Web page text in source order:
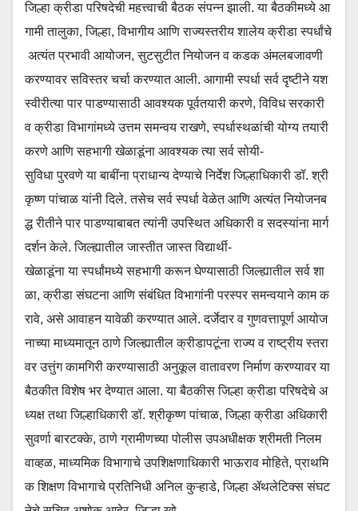
जिल्हा क्रीडा परिषदेची महत्त्वाची बैठक संपन्न झाली. या बैठकीमध्ये आ
गामी तालुका, जिल्हा, विभागीय आणि राज्यस्तरीय शालेय क्रीडा स्पर्धांचे
अत्यंत प्रभावी आयोजन, सुटसुटीत नियोजन व कडक अंमलबजावणी
करण्यावर सविस्तर चर्चा करण्यात आली. आगामी स्पर्धा सर्व दृष्टीने यश
स्वीरीत्या पार पाडण्यासाठी आवश्यक पूर्वतयारी करणे, विविध सरकारी
व क्रीडा विभागांमध्ये उत्तम समन्वय राखणे, स्पर्धास्थळांची योग्य तयारी
करणे आणि सहभागी खेळाडूंना आवश्यक त्या सर्व सोयी-
सुविधा पुरवणे या बाबींना प्राधान्य देण्याचे निर्देश जिल्हाधिकारी डॉ. श्री
कृष्ण पांचाळ यांनी दिले. तसेच सर्व स्पर्धा वेळेत आणि अत्यंत नियोजनब
द्ध रीतीने पार पाडण्याबाबत त्यांनी उपस्थित अधिकारी व सदस्यांना मार्ग
दर्शन केले. जिल्ह्यातील जास्तीत जास्त विद्यार्थी-
खेळाडूंना या स्पर्धांमध्ये सहभागी करून घेण्यासाठी जिल्ह्यातील सर्व शा
ळा, क्रीडा संघटना आणि संबंधित विभागांनी परस्पर समन्वयाने काम क
रावे, असे आवाहन यावेळी करण्यात आले. दर्जेदार व गुणवत्तापूर्ण आयोज
नाच्या माध्यमातून ठाणे जिल्ह्यातील क्रीडापटूंना राज्य व राष्ट्रीय स्तरा
वर उत्तुंग कामगिरी करण्यासाठी अनुकूल वातावरण निर्माण करण्यावर या
बैठकीत विशेष भर देण्यात आला. या बैठकीस जिल्हा क्रीडा परिषदेचे अ
ध्यक्ष तथा जिल्हाधिकारी डॉ. श्रीकृष्ण पांचाळ, जिल्हा क्रीडा अधिकारी
सुवर्णा बारटक्के, ठाणे ग्रामीणच्या पोलीस उपअधीक्षक श्रीमती निलम
वाव्हळ, माध्यमिक विभागाचे उपशिक्षणाधिकारी भाऊराव मोहिते, प्राथमि
क शिक्षण विभागाचे प्रतिनिधी अनिल कुऱ्हाडे, जिल्हा ॲथलेटिक्स संघट